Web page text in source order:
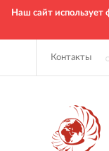
Наш сайт использует
Контакты